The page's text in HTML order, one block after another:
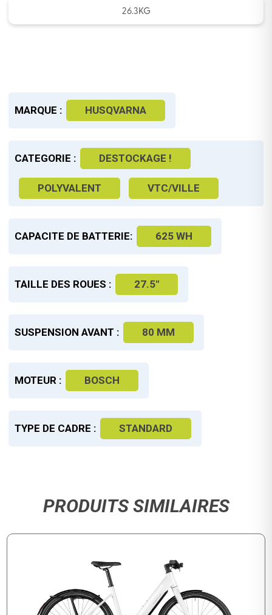
26.3KG
MARQUE : HUSQVARNA
CATEGORIE : DESTOCKAGE !
POLYVALENT VTC/VILLE
CAPACITE DE BATTERIE: 625 WH
TAILLE DES ROUES : 27.5"
SUSPENSION AVANT : 80 MM
MOTEUR : BOSCH
TYPE DE CADRE : STANDARD
PRODUITS SIMILAIRES